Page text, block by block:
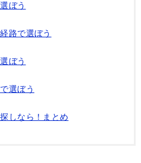
ぼう
路で選ぼう
ぼう
選ぼう
しなら！まとめ